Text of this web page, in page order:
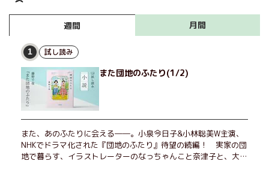
週間 月間
1 試し読み
また団地のふたり(1/2)
また、あのふたりに会える――。小泉今日子&小林聡美W主演、
NHKでドラマ化された『団地のふたり』待望の続編！ 実家の団
地で暮らす、イラストレーターのなっちゃんこと奈津子と、大学